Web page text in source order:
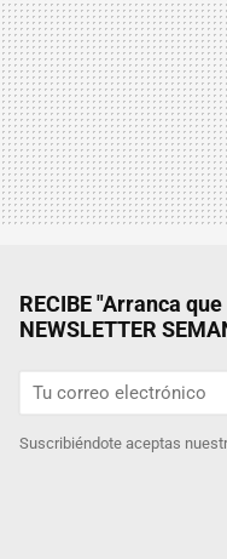
RECIBE "Arranca
NEWSLETTER
Suscribiéndote aceptas